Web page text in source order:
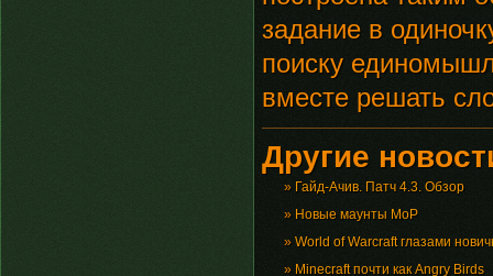
задание в
поиску
вместе решать
Другие
» Гайд-Ачив. Патч 4.3. Обзор
» Новые маунты MoP
» World of Warcraft глазами
» Minecraft почти как Angry Birds